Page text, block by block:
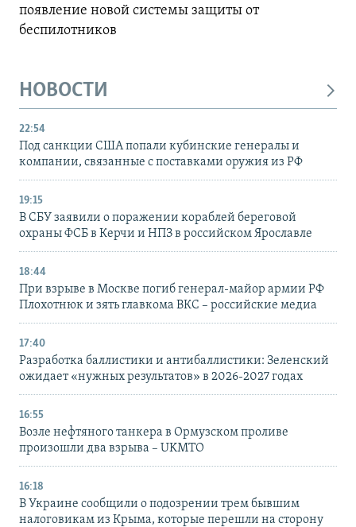
появление новой системы защиты от
беспилотников
НОВОСТИ
22:54
Под санкции США попали кубинские генералы и
компании, связанные с поставками оружия из РФ
19:15
В СБУ заявили о поражении кораблей береговой
охраны ФСБ в Керчи и НПЗ в российском Ярославле
18:44
При взрыве в Москве погиб генерал-майор армии РФ
Плохотнюк и зять главкома ВКС – российские медиа
17:40
Разработка баллистики и антибаллистики: Зеленский
ожидает «нужных результатов» в 2026-2027 годах
16:55
Возле нефтяного танкера в Ормузском проливе
произошли два взрыва – UKMTO
16:18
В Украине сообщили о подозрении трем бывшим
налоговикам из Крыма, которые перешли на сторону